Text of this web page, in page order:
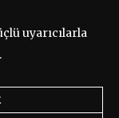
uyarıcılarla